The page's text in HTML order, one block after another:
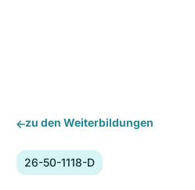
zu den Weiterbildungen
Kursnummer:
26-50-1118-D